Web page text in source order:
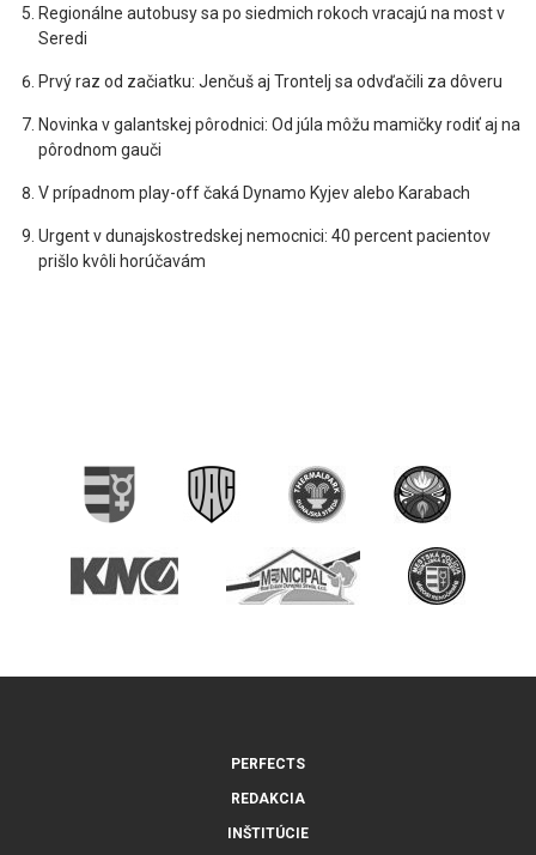
Regionálne autobusy sa po siedmich rokoch vracajú na most v
Seredi
Prvý raz od začiatku: Jenčuš aj Trontelj sa odvďačili za dôveru
Novinka v galantskej pôrodnici: Od júla môžu mamičky rodiť aj na
pôrodnom gauči
V prípadnom play-off čaká Dynamo Kyjev alebo Karabach
Urgent v dunajskostredskej nemocnici: 40 percent pacientov
prišlo kvôli horúčavám
PERFECTS
REDAKCIA
INŠTITÚCIE